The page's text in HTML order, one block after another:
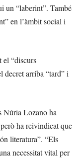
un “laberint”. També
en l’àmbit social i
el “discurs
decret arriba “tard” i
Núria Lozano ha
ha reivindicat que
literatura”. “Els
necessitat vital per